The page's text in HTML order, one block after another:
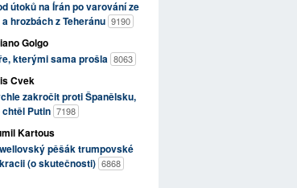
útoků na Írán po varování ze
hrozbách z Teheránu 9190
Golgo
kterými sama prošla 8063
Cvek
zakročit proti Španělsku,
Putin 7198
Kartous
pěšák trumpovské
(o skutečnosti) 6868